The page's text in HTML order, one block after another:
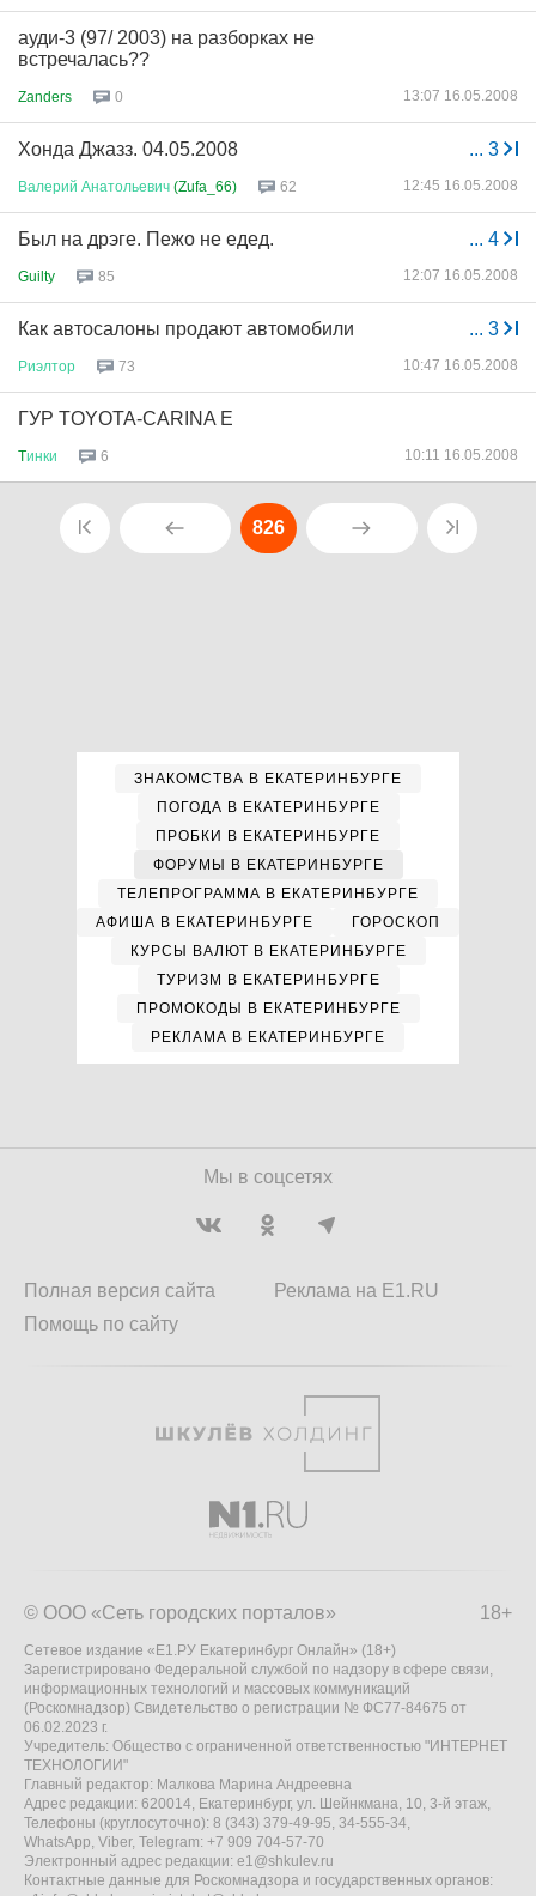
ауди-3 (97/ 2003) на разборках не
встречалась??
Zanders 0 13:07 16.05.2008
... 3
Хонда Джазз. 04.05.2008
Валерий Анатольевич (Zufa_66) 62 12:45 16.05.2008
... 4
Был на дрэге. Пежо не едед.
Guilty 85 12:07 16.05.2008
... 3
Как автосалоны продают автомобили
Риэлтор 73 10:47 16.05.2008
ГУР TOYOTA-CARINA E
Tинки 6 10:11 16.05.2008
826
ЗНАКОМСТВА В ЕКАТЕРИНБУРГЕ
ПОГОДА В ЕКАТЕРИНБУРГЕ
ПРОБКИ В ЕКАТЕРИНБУРГЕ
ФОРУМЫ В ЕКАТЕРИНБУРГЕ
ТЕЛЕПРОГРАММА В ЕКАТЕРИНБУРГЕ
АФИША В ЕКАТЕРИНБУРГЕ
ГОРОСКОП
КУРСЫ ВАЛЮТ В ЕКАТЕРИНБУРГЕ
ТУРИЗМ В ЕКАТЕРИНБУРГЕ
ПРОМОКОДЫ В ЕКАТЕРИНБУРГЕ
РЕКЛАМА В ЕКАТЕРИНБУРГЕ
Мы в соцсетях
Полная версия сайта
Помощь по сайту
Реклама на E1.RU
18+
© ООО «Сеть городских порталов»
Сетевое издание «Е1.РУ Екатеринбург Онлайн» (18+)
Зарегистрировано Федеральной службой по надзору в сфере связи,
информационных технологий и массовых коммуникаций
(Роскомнадзор) Свидетельство о регистрации № ФС77-84675 от
06.02.2023 г.
Учредитель: Общество с ограниченной ответственностью "ИНТЕРНЕТ
ТЕХНОЛОГИИ"
Главный редактор: Малкова Марина Андреевна
Адрес редакции: 620014, Екатеринбург, ул. Шейнкмана, 10, 3-й этаж,
Телефоны (круглосуточно): 8 (343) 379-49-95, 34-555-34,
WhatsApp, Viber, Telegram: +7 909 704-57-70
Электронный адрес редакции: e1@shkulev.ru
Контактные данные для Роскомнадзора и государственных органов: